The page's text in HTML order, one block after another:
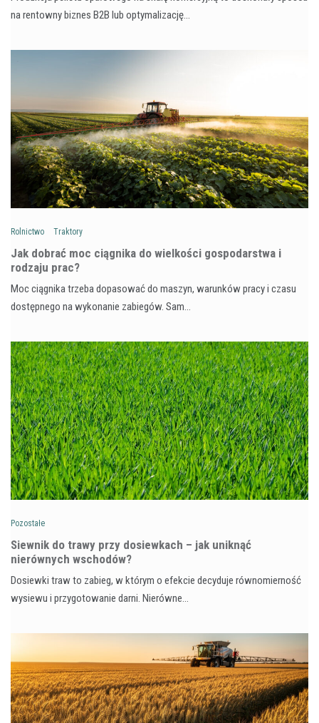
na rentowny biznes B2B lub optymalizację…
Rolnictwo Traktory
Jak dobrać moc ciągnika do wielkości gospodarstwa i
rodzaju prac?
Moc ciągnika trzeba dopasować do maszyn, warunków pracy i czasu
dostępnego na wykonanie zabiegów. Sam…
Pozostałe
Siewnik do trawy przy dosiewkach – jak uniknąć
nierównych wschodów?
Dosiewki traw to zabieg, w którym o efekcie decyduje równomierność
wysiewu i przygotowanie darni. Nierówne…